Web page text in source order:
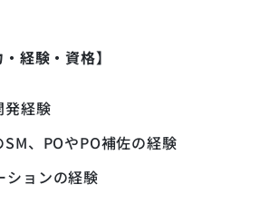
経験・資格】
発経験
SM、POやPO補佐の経験
ションの経験